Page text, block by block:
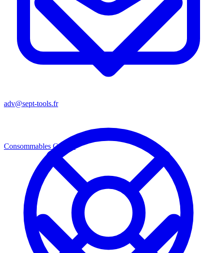
adv@sept-tools.fr
Consommables Consos